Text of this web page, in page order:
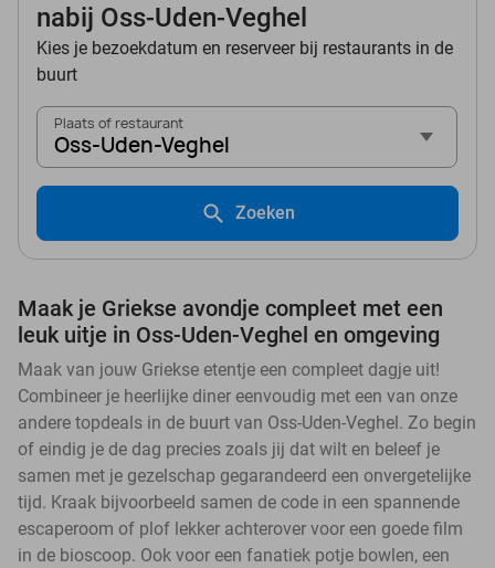
nabij Oss-Uden-Veghel
Kies je bezoekdatum en reserveer bij restaurants in de
buurt
Plaats of restaurant
Oss-Uden-Veghel
Zoeken
Maak je Griekse avondje compleet met een
leuk uitje in Oss-Uden-Veghel en omgeving
Maak van jouw Griekse etentje een compleet dagje uit!
Combineer je heerlijke diner eenvoudig met een van onze
andere topdeals in de buurt van Oss-Uden-Veghel. Zo begin
of eindig je de dag precies zoals jij dat wilt en beleef je
samen met je gezelschap gegarandeerd een onvergetelijke
tijd. Kraak bijvoorbeeld samen de code in een spannende
escaperoom of plof lekker achterover voor een goede film
in de bioscoop. Ook voor een fanatiek potje bowlen, een